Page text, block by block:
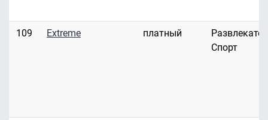
109 Extreme платный
Спорт